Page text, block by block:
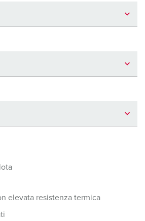
elevata resistenza termica